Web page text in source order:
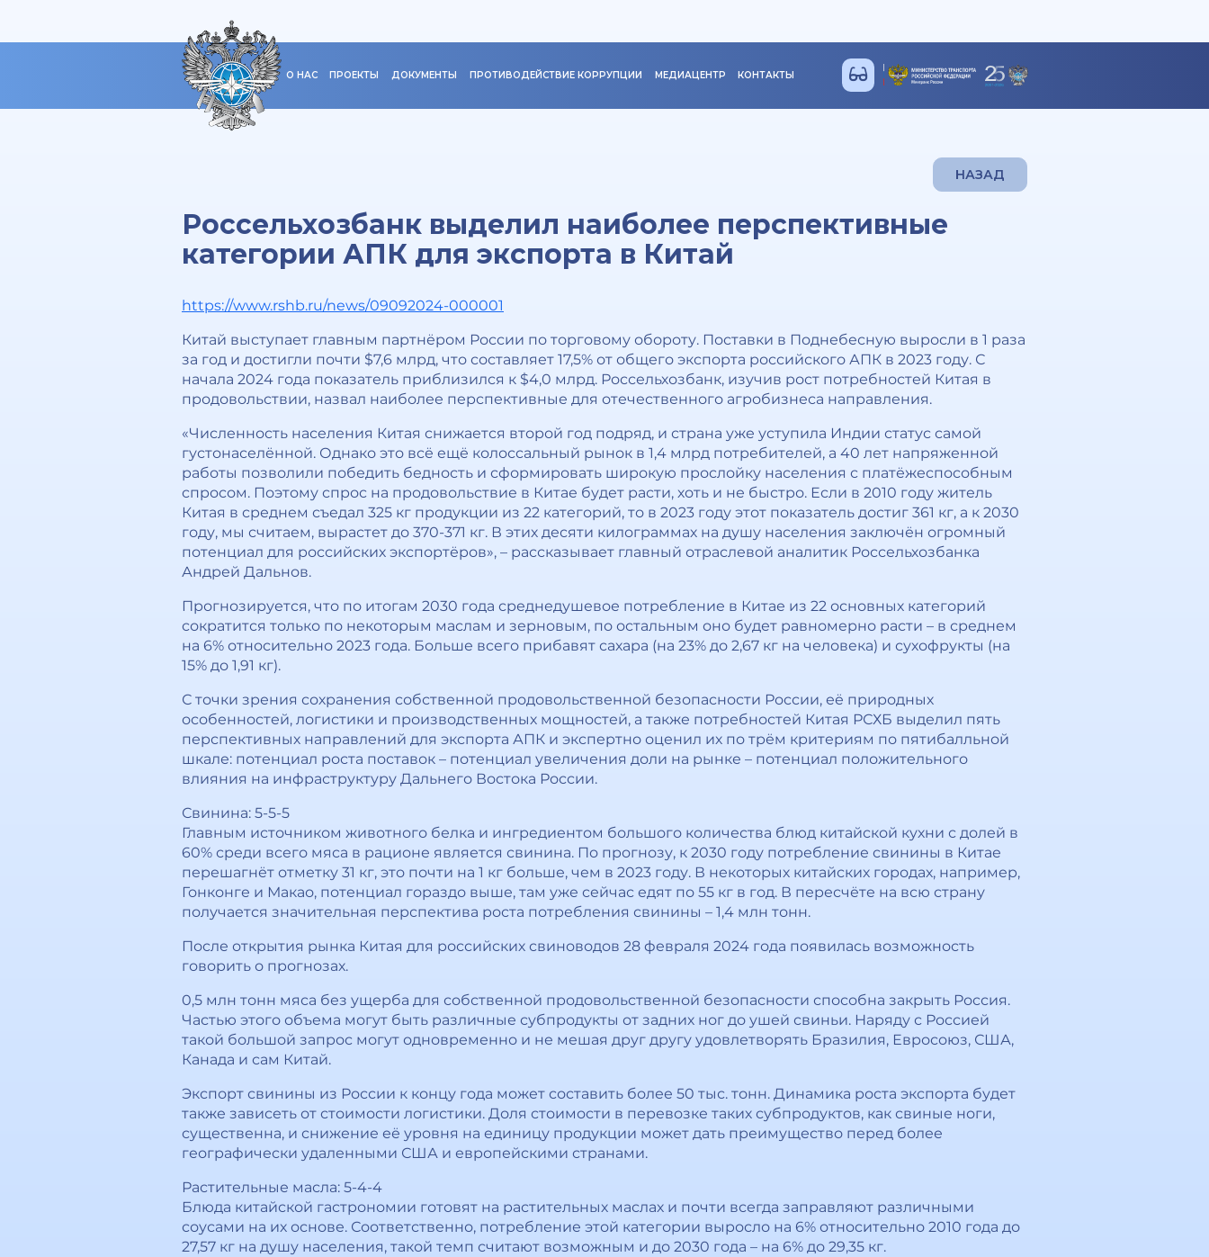
О НАС ПРОЕКТЫ ДОКУМЕНТЫ ПРОТИВОДЕЙСТВИЕ КОРРУПЦИИ МЕДИАЦЕНТР КОНТАКТЫ
НАЗАД
Россельхозбанк выделил наиболее перспективные
категории АПК для экспорта в Китай
https://www.rshb.ru/news/09092024-000001
Китай выступает главным партнёром России по торговому обороту. Поставки в Поднебесную выросли в 1 раза
за год и достигли почти $7,6 млрд, что составляет 17,5% от общего экспорта российского АПК в 2023 году. С
начала 2024 года показатель приблизился к $4,0 млрд. Россельхозбанк, изучив рост потребностей Китая в
продовольствии, назвал наиболее перспективные для отечественного агробизнеса направления.
«Численность населения Китая снижается второй год подряд, и страна уже уступила Индии статус самой
густонаселённой. Однако это всё ещё колоссальный рынок в 1,4 млрд потребителей, а 40 лет напряженной
работы позволили победить бедность и сформировать широкую прослойку населения с платёжеспособным
спросом. Поэтому спрос на продовольствие в Китае будет расти, хоть и не быстро. Если в 2010 году житель
Китая в среднем съедал 325 кг продукции из 22 категорий, то в 2023 году этот показатель достиг 361 кг, а к 2030
году, мы считаем, вырастет до 370-371 кг. В этих десяти килограммах на душу населения заключён огромный
потенциал для российских экспортёров», – рассказывает главный отраслевой аналитик Россельхозбанка
Андрей Дальнов.
Прогнозируется, что по итогам 2030 года среднедушевое потребление в Китае из 22 основных категорий
сократится только по некоторым маслам и зерновым, по остальным оно будет равномерно расти – в среднем
на 6% относительно 2023 года. Больше всего прибавят сахара (на 23% до 2,67 кг на человека) и сухофрукты (на
15% до 1,91 кг).
С точки зрения сохранения собственной продовольственной безопасности России, её природных
особенностей, логистики и производственных мощностей, а также потребностей Китая РСХБ выделил пять
перспективных направлений для экспорта АПК и экспертно оценил их по трём критериям по пятибалльной
шкале: потенциал роста поставок – потенциал увеличения доли на рынке – потенциал положительного
влияния на инфраструктуру Дальнего Востока России.
Свинина: 5-5-5
Главным источником животного белка и ингредиентом большого количества блюд китайской кухни с долей в
60% среди всего мяса в рационе является свинина. По прогнозу, к 2030 году потребление свинины в Китае
перешагнёт отметку 31 кг, это почти на 1 кг больше, чем в 2023 году. В некоторых китайских городах, например,
Гонконге и Макао, потенциал гораздо выше, там уже сейчас едят по 55 кг в год. В пересчёте на всю страну
получается значительная перспектива роста потребления свинины – 1,4 млн тонн.
После открытия рынка Китая для российских свиноводов 28 февраля 2024 года появилась возможность
говорить о прогнозах.
0,5 млн тонн мяса без ущерба для собственной продовольственной безопасности способна закрыть Россия.
Частью этого объема могут быть различные субпродукты от задних ног до ушей свиньи. Наряду с Россией
такой большой запрос могут одновременно и не мешая друг другу удовлетворять Бразилия, Евросоюз, США,
Канада и сам Китай.
Экспорт свинины из России к концу года может составить более 50 тыс. тонн. Динамика роста экспорта будет
также зависеть от стоимости логистики. Доля стоимости в перевозке таких субпродуктов, как свиные ноги,
существенна, и снижение её уровня на единицу продукции может дать преимущество перед более
географически удаленными США и европейскими странами.
Растительные масла: 5-4-4
Блюда китайской гастрономии готовят на растительных маслах и почти всегда заправляют различными
соусами на их основе. Соответственно, потребление этой категории выросло на 6% относительно 2010 года до
27,57 кг на душу населения, такой темп считают возможным и до 2030 года – на 6% до 29,35 кг.